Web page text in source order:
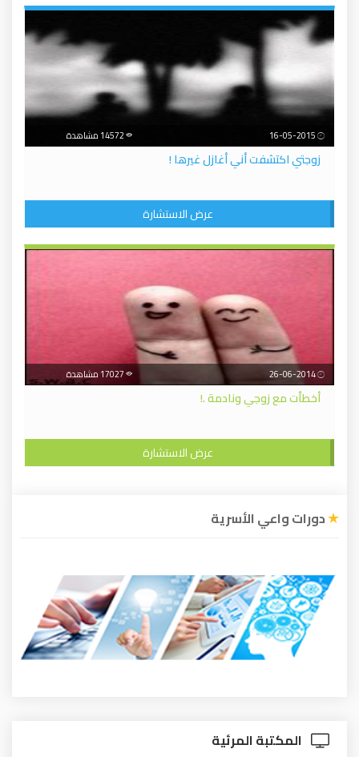
زوجتي اكتشفت أني أغازل غيرها !
عرض الاستشارة
أخطأت مع زوجي ونادمة .!
عرض الاستشارة
دورات واعي الأسرية
المكتبة المرئية